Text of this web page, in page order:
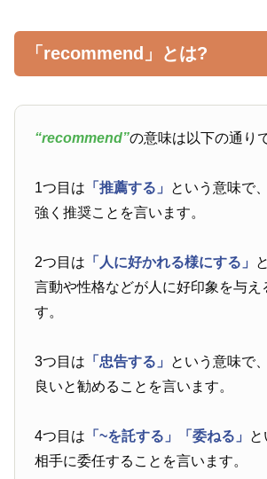
「recommend」とは?
“recommend”の意味は以下の通り
1つ目は 「推薦する」 という意味で
強く推奨ことを言います。
2つ目は 「人に好かれる様にする」
言動や性格などが人に好印象を与え
す。
3つ目は 「忠告する」 という意味で
良いと勧めることを言います。
4つ目は 「~を託する」 「委ねる」 と
相手に委任することを言います。